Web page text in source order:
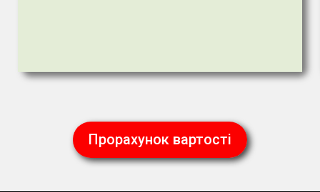
Прорахунок вартості